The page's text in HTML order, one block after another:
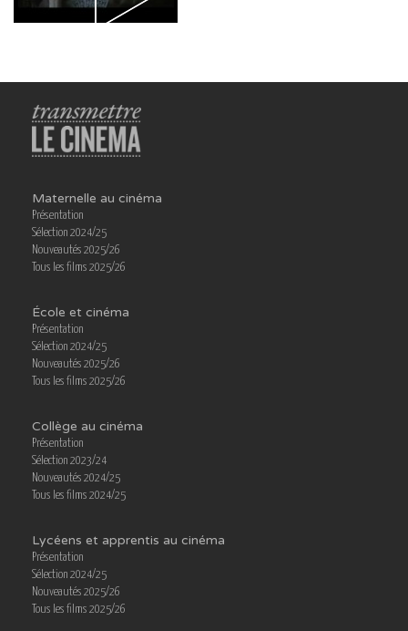
Maternelle au cinéma
Présentation
Sélection 2024/25
Nouveautés 2025/26
Tous les films 2025/26
École et cinéma
Présentation
Sélection 2024/25
Nouveautés 2025/26
Tous les films 2025/26
Collège au cinéma
Présentation
Sélection 2023/24
Nouveautés 2024/25
Tous les films 2024/25
Lycéens et apprentis au cinéma
Présentation
Sélection 2024/25
Nouveautés 2025/26
Tous les films 2025/26